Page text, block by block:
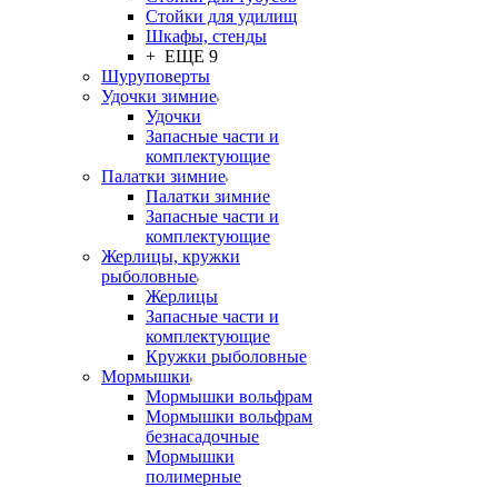
Стойки для удилищ
Шкафы, стенды
+ ЕЩЕ 9
Шуруповерты
Удочки зимние
Удочки
Запасные части и
комплектующие
Палатки зимние
Палатки зимние
Запасные части и
комплектующие
Жерлицы, кружки
рыболовные
Жерлицы
Запасные части и
комплектующие
Кружки рыболовные
Мормышки
Мормышки вольфрам
Мормышки вольфрам
безнасадочные
Мормышки
полимерные